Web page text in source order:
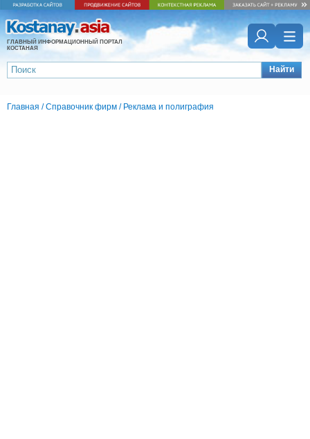
ГЛАВНЫЙ ИНФОРМАЦИОННЫЙ ПОРТАЛ
КОСТАНАЯ
Найти
Главная /Справочник фирм / Реклама и полиграфия